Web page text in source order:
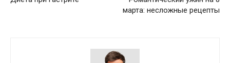
марта: несложные рецепты